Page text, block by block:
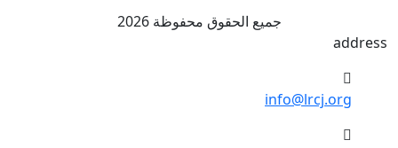
جميع الحقوق محفوظة 2026
address
info@lrcj.org